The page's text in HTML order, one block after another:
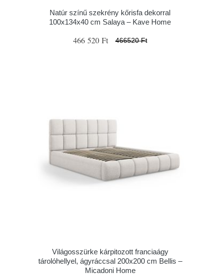
Natúr színű szekrény kőrisfa dekorral
100x134x40 cm Salaya – Kave Home
466 520 Ft 466520 Ft
Világosszürke kárpitozott franciaágy
tárolóhellyel, ágyráccsal 200x200 cm Bellis –
Micadoni Home